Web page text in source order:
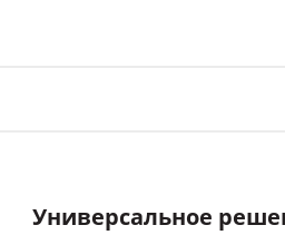
Универсальное